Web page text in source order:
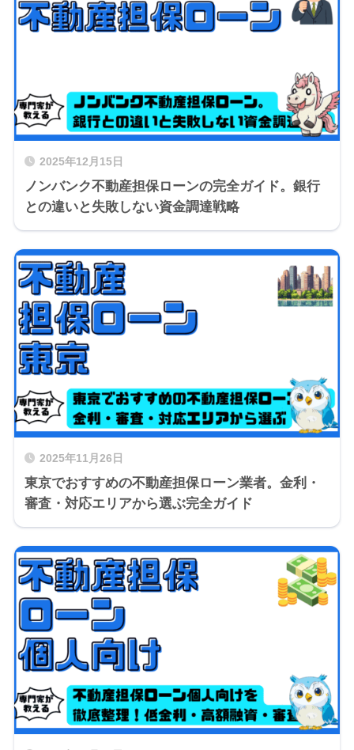
2025年12月15日
ノンバンク不動産担保ローンの完全ガイド。銀行
との違いと失敗しない資金調達戦略
2025年11月26日
東京でおすすめの不動産担保ローン業者。金利・
審査・対応エリアから選ぶ完全ガイド